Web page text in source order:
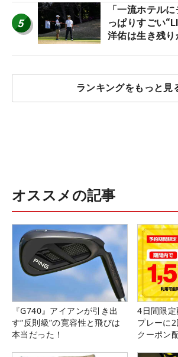
5
「一流ホテル
っぱりすごい
洋佑は生き残
ランキングをもっと見
オススメの記事
『G740』アイアンが引き出
す“反則級”の寛容性と飛びは
本当だった！
4日間限
プレーに
クーポン